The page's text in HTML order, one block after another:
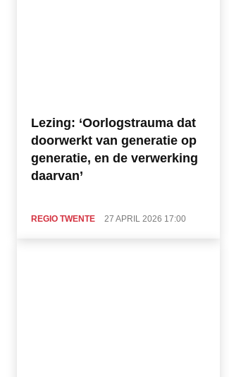
Lezing: ‘Oorlogstrauma dat
doorwerkt van generatie op
generatie, en de verwerking
daarvan’
REGIO TWENTE 27 APRIL 2026 17:00